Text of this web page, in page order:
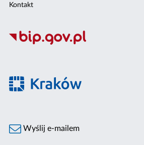
Kontakt
Wyślij e-mailem